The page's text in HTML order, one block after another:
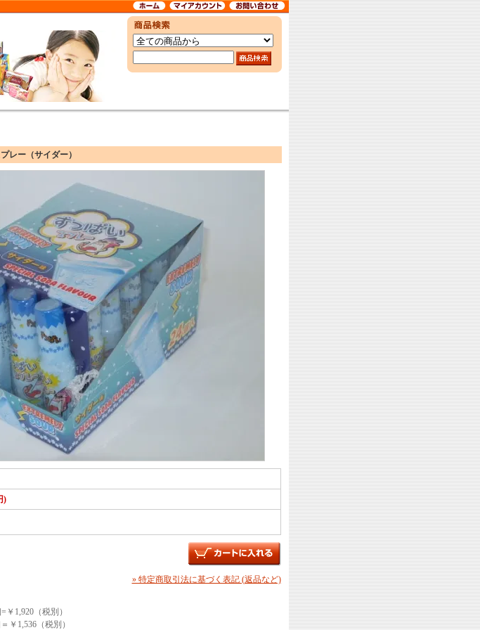
ー（サイダー）
)
» 特定商取引法に基づく表記 (返品など)
、24個入り/1
￥1,920（税別）
￥1,536（税別）